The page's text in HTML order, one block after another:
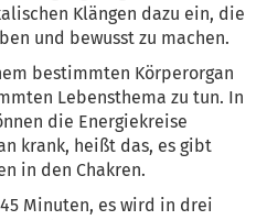
Klängen dazu ein, die
und bewusst zu machen.
bestimmten Körperorgan
Lebensthema zu tun. In
die Energiekreise
krank, heißt das, es gibt
in den Chakren.
Minuten, es wird in drei